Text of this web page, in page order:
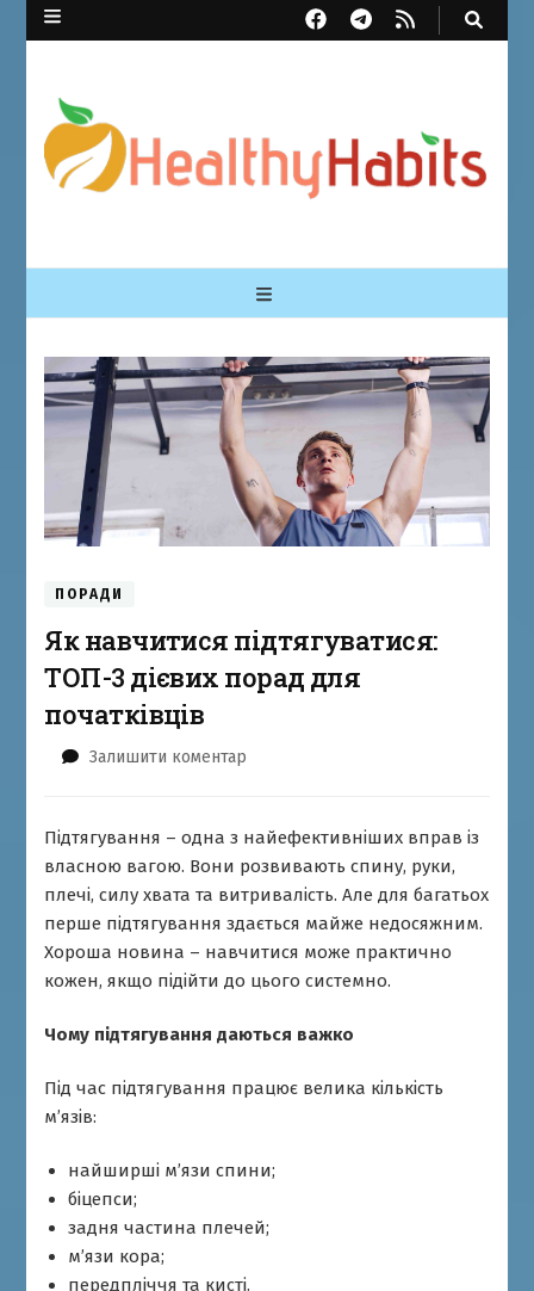
Healthy Habits
ПОРАДИ
Як навчитися підтягуватися:
ТОП-3 дієвих порад для
початківців
Залишити коментар
підтягуватися:
порад
для
початківців
Підтягування – одна з найефективніших вправ із
власною вагою. Вони розвивають спину, руки,
плечі, силу хвата та витривалість. Але для багатьох
перше підтягування здається майже недосяжним.
Хороша новина – навчитися може практично
кожен, якщо підійти до цього системно.
Чому підтягування даються важко
Під час підтягування працює велика кількість
м’язів:
найширші м’язи спини;
біцепси;
задня частина плечей;
м’язи кора;
передпліччя та кисті.